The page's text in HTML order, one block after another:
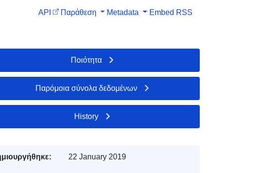
API Παράθεση Metadata Embed RSS
Ποιότητα
Παρόμοια σύνολα δεδομένων
History
22 January 2019